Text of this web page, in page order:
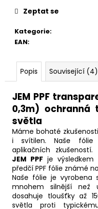
Kategorie:
EAN:
Zeptat se
Popis Související (4)
JEM PPF
0,3m) ochranná
světla
Máme bohaté
i svítilen. Naše fólie
aplikačních
JEM PPF je výsledkem
předčí PPF fólie známé
Naše fólie je vyrobena
mnohem silnější než
dosahuje tloušťky až
světla proti
e
m
e